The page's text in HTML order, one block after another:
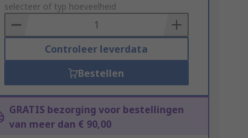
to
Basket
selecteer of typ hoeveelheid
Controleer leverdata
Bestellen
GRATIS bezorging voor bestellingen
van meer dan € 90,00